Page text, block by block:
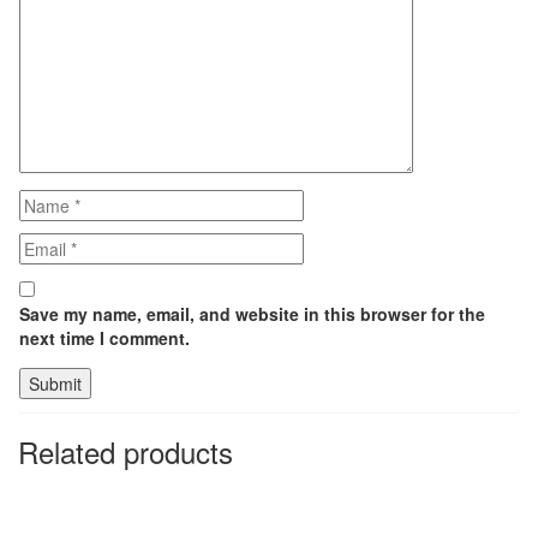
Save my name, email, and website in this browser for the
next time I comment.
Related products